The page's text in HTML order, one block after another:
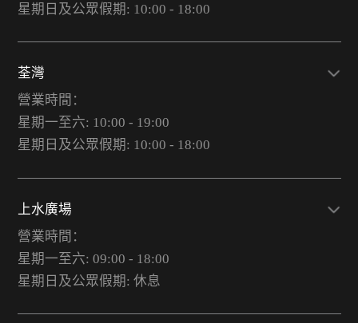
星期日及公眾假期: 10:00 - 18:00
荃灣
營業時間：
星期一至六: 10:00 - 19:00
星期日及公眾假期: 10:00 - 18:00
上水廣場
營業時間：
星期一至六: 09:00 - 18:00
星期日及公眾假期: 休息